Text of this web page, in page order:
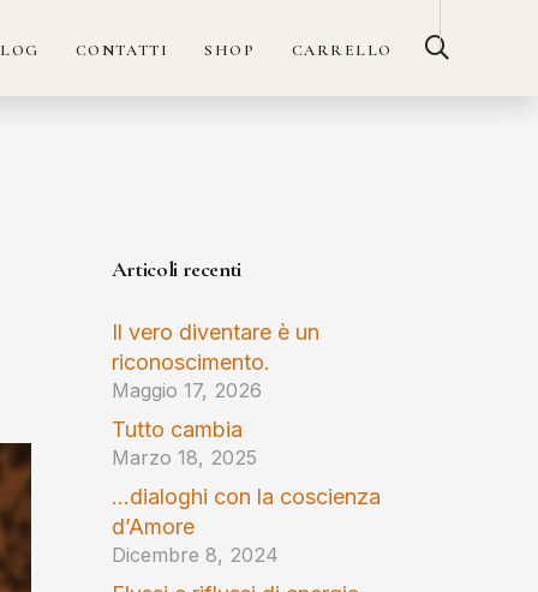
CONTATTI SHOP CARRELLO
Articoli recenti
Il vero diventare è un
riconoscimento.
Maggio 17, 2026
Tutto cambia
Marzo 18, 2025
…dialoghi con la coscienza
d’Amore
Dicembre 8, 2024